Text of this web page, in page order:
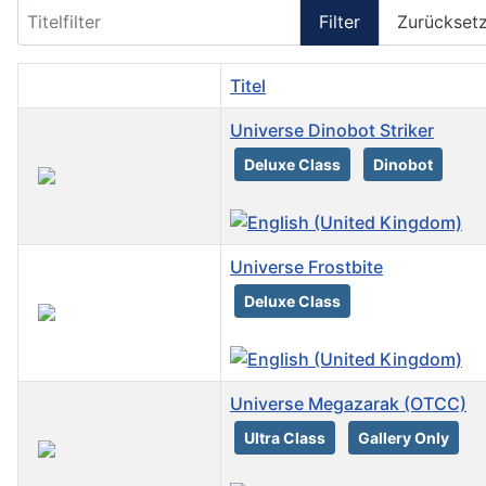
Filter
Titel
Universe Dinobot Striker
Deluxe Class Dinobot
Universe Frostbite
Deluxe Class
Universe Megazarak (OTCC)
Ultra Class Gallery Only